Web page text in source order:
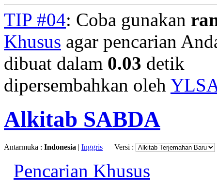
TIP #04: Coba gunakan
Khusus agar pencarian
dibuat dalam 0.03 detik
dipersembahkan oleh
Alkitab SABDA
Antarmuka : Indonesia | Inggris Versi :
Pencarian Khusus